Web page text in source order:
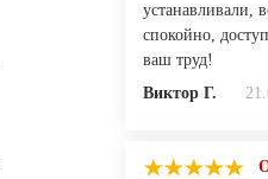
устанавливали,
спокойно,
ваш труд!
Виктор Г.